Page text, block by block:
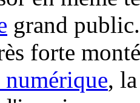
grand
forte
,